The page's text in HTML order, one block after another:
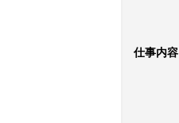
仕事内容